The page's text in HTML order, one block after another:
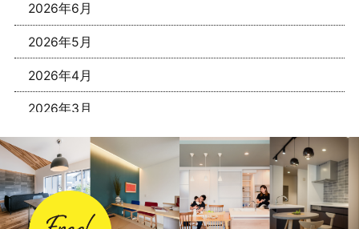
2026年6月
2026年5月
2026年4月
2026年3月
2026年1月
2025年12月
2025年11月